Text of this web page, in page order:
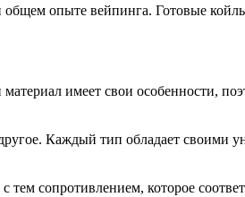
опыте вейпинга. Готовые
имеет свои особенности,
Каждый тип обладает своими
тем сопротивлением, которое